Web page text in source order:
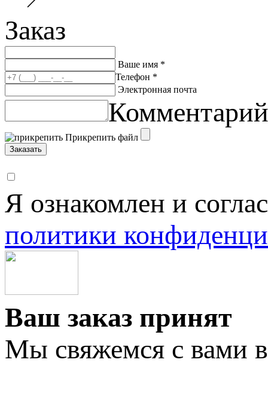
Заказ
Ваше имя *
Телефон *
Электронная почта
Комментарий
Прикрепить файл
Заказать
Я ознакомлен и
политики
Ваш заказ принят
Мы свяжемся с вами